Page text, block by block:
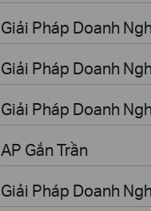
Giải Pháp Doanh
Giải Pháp Doanh
Giải Pháp Doanh
AP Gắn Trần
Giải Pháp Doanh